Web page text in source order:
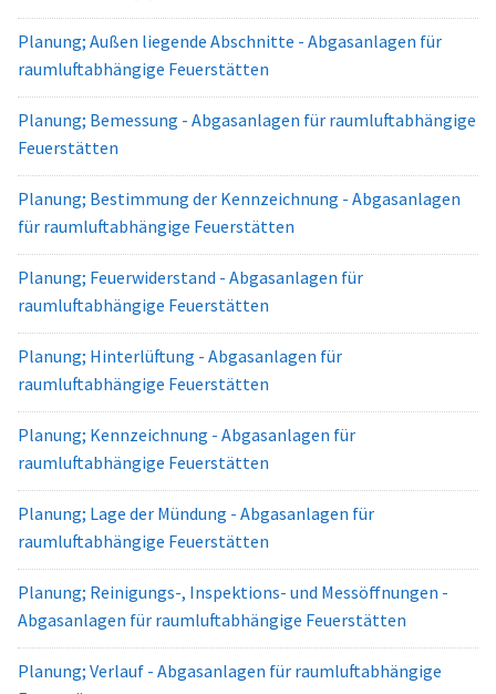
Planung; Außen liegende Abschnitte - Abgasanlagen für
raumluftabhängige Feuerstätten
Planung; Bemessung - Abgasanlagen für raumluftabhängige
Feuerstätten
Planung; Bestimmung der Kennzeichnung - Abgasanlagen
für raumluftabhängige Feuerstätten
Planung; Feuerwiderstand - Abgasanlagen für
raumluftabhängige Feuerstätten
Planung; Hinterlüftung - Abgasanlagen für
raumluftabhängige Feuerstätten
Planung; Kennzeichnung - Abgasanlagen für
raumluftabhängige Feuerstätten
Planung; Lage der Mündung - Abgasanlagen für
raumluftabhängige Feuerstätten
Planung; Reinigungs-, Inspektions- und Messöffnungen -
Abgasanlagen für raumluftabhängige Feuerstätten
Planung; Verlauf - Abgasanlagen für raumluftabhängige